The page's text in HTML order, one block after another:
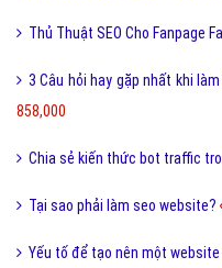
Thủ Thuật SEO Cho Fanpage
3 Câu hỏi hay gặp nhất khi
858,000
Chia sẻ kiến thức bot traffic
Tại sao phải làm seo website?
Yếu tố để tạo nên một website